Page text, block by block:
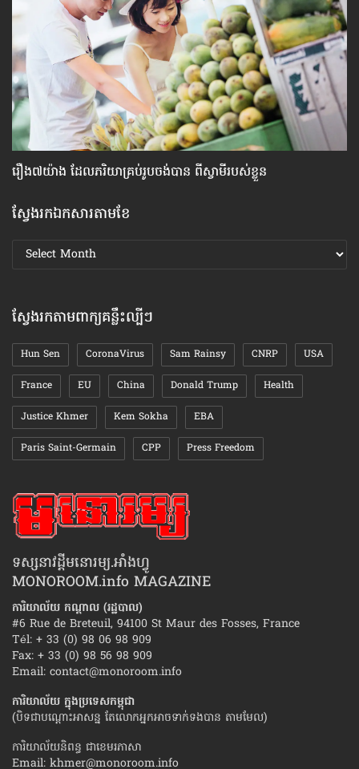
រឿង៧យ៉ាង ​ដែល​ភរិយា​គ្រប់​រូប​ចង់​បាន ពី​ស្វាមី​របស់​ខ្លួន
ស្វែងរកឯកសារតាមខែ
ស្វែងរក
ឯកសារ
ស្វែងរកតាមពាក្យគន្លឹះល្បីៗ
Hun Sen CoronaVirus Sam Rainsy CNRP USA
France EU China Donald Trump Health
Justice Khmer Kem Sokha EBA
Paris Saint-Germain CPP Press Freedom
ទស្សនាវដ្ដីមនោរម្យ.អាំងហ្វូ
MONOROOM.info MAGAZINE
ការិយាល័យ កណ្ដាល (រដ្ឋបាល)
#6 Rue de Breteuil, 94100 St Maur des Fosses, France
Tél: + 33 (0) 98 06 98 909
Fax: + 33 (0) 98 56 98 909
Email: contact@monoroom.info
ការិយាល័យ ក្នុង​ប្រទេស​កម្ពុជា
(បិទជាបណ្ដោះអាសន្ន តែលោកអ្នកអាចទាក់ទងបាន តាមមែល)
ការិយាល័យនិពន្ធ ជាខេមរភាសា
Email: khmer@monoroom.info